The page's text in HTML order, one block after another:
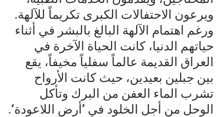
ويرعون الاحتفالات الكبرى تكريماً للآلهة.
ورغم اهتمام الآلهة البالغ بالبشر في أثناء
حياتهم الدنيا، كانت الحياة الآخرة في
العراق القديمة عالماً سفلياً مخيفاً، يقع
بين جبلين بعيدين، حيث كانت الأرواح
تشرب الماء العفن من البرك وتأكل
الوحل من أجل الخلود في ’أرض اللاعودة‘.